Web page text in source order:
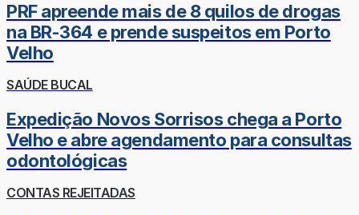
PRF apreende mais de 8 quilos de drogas
na BR-364 e prende suspeitos em Porto
Velho
SAÚDE BUCAL
Expedição Novos Sorrisos chega a Porto
Velho e abre agendamento para consultas
odontológicas
CONTAS REJEITADAS